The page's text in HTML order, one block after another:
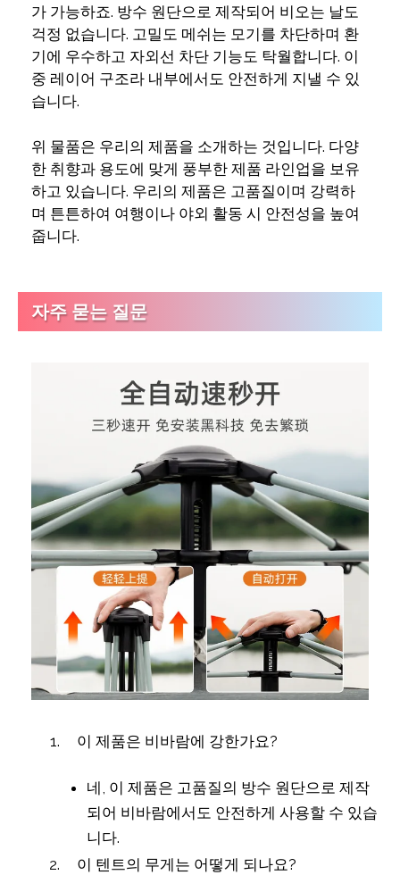
가 가능하죠. 방수 원단으로 제작되어 비오는 날도
걱정 없습니다. 고밀도 메쉬는 모기를 차단하며 환
기에 우수하고 자외선 차단 기능도 탁월합니다. 이
중 레이어 구조라 내부에서도 안전하게 지낼 수 있
습니다.
위 물품은 우리의 제품을 소개하는 것입니다. 다양
한 취향과 용도에 맞게 풍부한 제품 라인업을 보유
하고 있습니다. 우리의 제품은 고품질이며 강력하
며 튼튼하여 여행이나 야외 활동 시 안전성을 높여
줍니다.
자주 묻는 질문
이 제품은 비바람에 강한가요?
네, 이 제품은 고품질의 방수 원단으로 제작
되어 비바람에서도 안전하게 사용할 수 있습
니다.
이 텐트의 무게는 어떻게 되나요?